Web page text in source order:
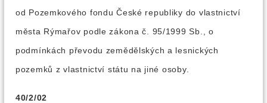
od Pozemkového fondu České republiky do vlastnictví
města Rýmařov podle zákona č. 95/1999 Sb., o
podmínkách převodu zemědělských a lesnických
pozemků z vlastnictví státu na jiné osoby.
40/2/02